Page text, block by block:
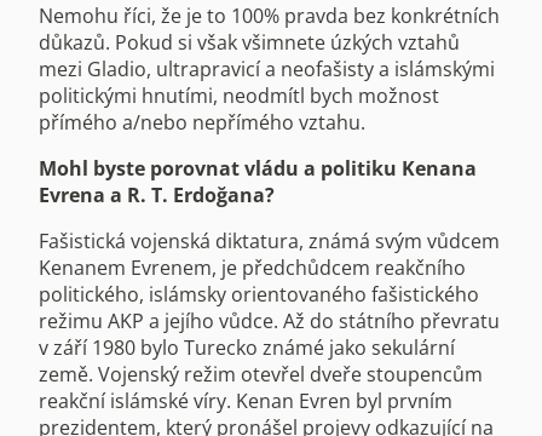
Nemohu říci, že je to 100% pravda bez konkrétních
důkazů. Pokud si však všimnete úzkých vztahů
mezi Gladio, ultrapravicí a neofašisty a islámskými
politickými hnutími, neodmítl bych možnost
přímého a/nebo nepřímého vztahu.
Mohl byste porovnat vládu a politiku Kenana
Evrena a R. T. Erdoğana?
Fašistická vojenská diktatura, známá svým vůdcem
Kenanem Evrenem, je předchůdcem reakčního
politického, islámsky orientovaného fašistického
režimu AKP a jejího vůdce. Až do státního převratu
v září 1980 bylo Turecko známé jako sekulární
země. Vojenský režim otevřel dveře stoupencům
reakční islámské víry. Kenan Evren byl prvním
prezidentem, který pronášel projevy odkazující na